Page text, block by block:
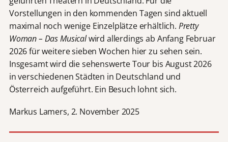
Vorstellungen in den kommenden Tagen sind aktuell
maximal noch wenige Einzelplätze erhältlich. Pretty
Woman – Das Musicalwird allerdings ab Anfang Februar
2026 für weitere sieben Wochen hier zu sehen sein.
Insgesamt wird die sehenswerte Tour bis August 2026
in verschiedenen Städten in Deutschland und
Österreich aufgeführt. Ein Besuch lohnt sich.
Markus Lamers, 2. November 2025